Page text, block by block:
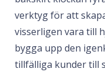
verktyg för att
visserligen vara till
bygga upp den
tillfälliga kunder till